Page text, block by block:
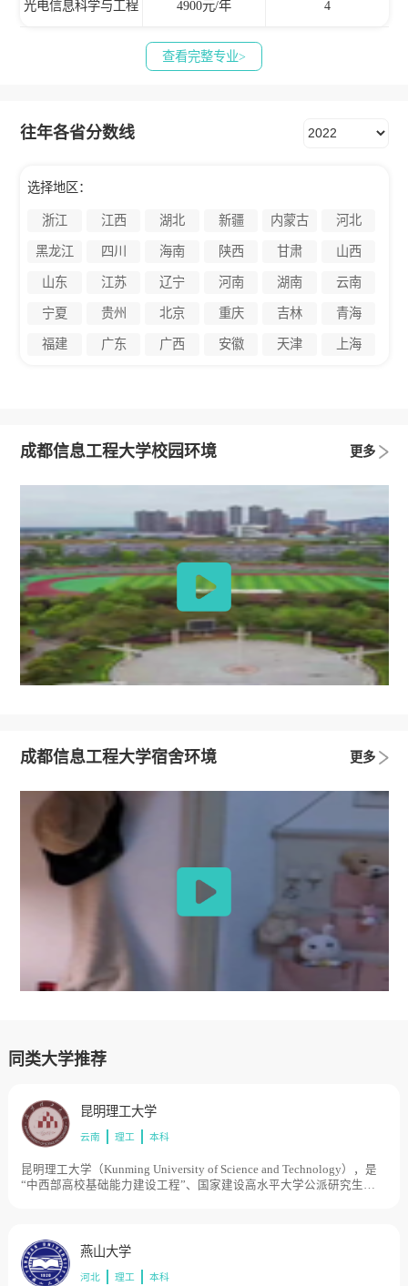
光电信息科学与工程 4900元/年 4
查看完整专业>
往年各省分数线
选择地区：
浙江 江西 湖北 新疆 内蒙古 河北
黑龙江 四川 海南 陕西 甘肃 山西
山东 江苏 辽宁 河南 湖南 云南
宁夏 贵州 北京 重庆 吉林 青海
福建 广东 广西 安徽 天津 上海
成都信息工程大学校园环境 更多
成都信息工程大学宿舍环境 更多
同类大学推荐
昆明理工大学
云南 理工 本科
昆明理工大学（Kunming University of Science and Technology），是
“中西部高校基础能力建设工程”、国家建设高水平大学公派研究生项
云南工业大学，历史起点可追溯到清宣统二年（1910年）。1999年，
两校合并组建成新昆明理工大学。2004年，云南省分析测试中心并
入。目前学校总体占地面积3915亩。
燕山大学
河北 理工 本科